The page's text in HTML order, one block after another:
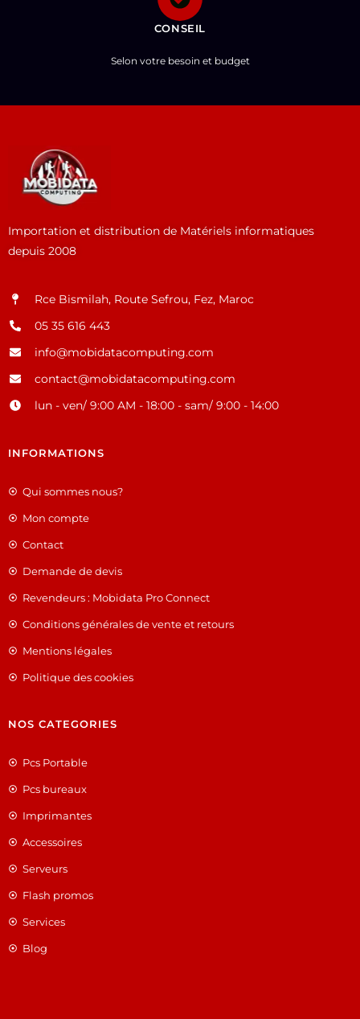
CONSEIL
Selon votre besoin et budget
Importation et distribution de Matériels informatiques
depuis 2008
Rce Bismilah, Route Sefrou, Fez, Maroc
05 35 616 443
info@mobidatacomputing.com
contact@mobidatacomputing.com
lun - ven/ 9:00 AM - 18:00 - sam/ 9:00 - 14:00
INFORMATIONS
Qui sommes nous?
Mon compte
Contact
Demande de devis
Revendeurs : Mobidata Pro Connect
Conditions générales de vente et retours
Mentions légales
Politique des cookies
NOS CATEGORIES
Pcs Portable
Pcs bureaux
Imprimantes
Accessoires
Serveurs
Flash promos
Services
Blog